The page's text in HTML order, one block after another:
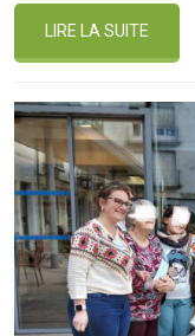
LIRE LA SUITE